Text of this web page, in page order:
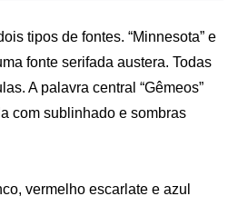
tipos de fontes. “Minnesota” e
fonte serifada austera. Todas
A palavra central “Gêmeos”
com sublinhado e sombras
vermelho escarlate e azul